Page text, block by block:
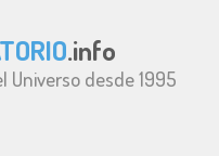
.info
Universo desde 1995